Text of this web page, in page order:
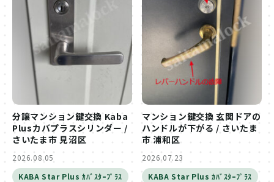
分譲マンション鍵交換 Kaba
Plusカバプラスシリンダー /
さいたま市 見沼区
2026.08.05
KABA Star Plus ｶﾊﾞｽﾀｰﾌﾟﾗｽ
マンション鍵交換 玄関ドアの
ハンドルが下がる / さいたま
市 浦和区
2026.07.23
KABA Star Plus ｶﾊﾞｽﾀｰﾌﾟﾗｽ